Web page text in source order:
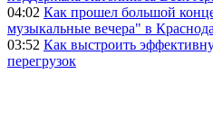
04:02 Как прошел большой
музыкальные вечера" в
03:52 Как выстроить
перегрузок